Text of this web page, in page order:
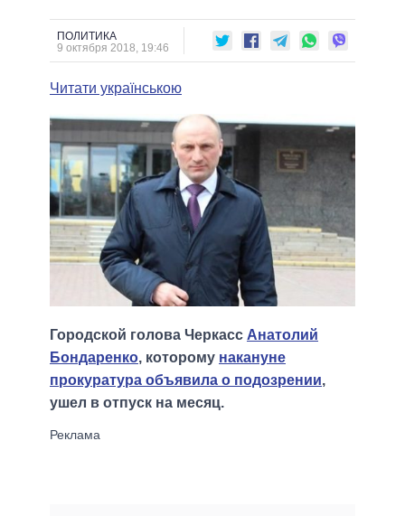
ДАЙДЖЕСТЫ
ВЕРХОВНАЯ РАДА
КАБИНЕТ МИНИСТРОВ
МЭРЫ
ВСЕ ПЕРСОНЫ
ПОДДЕРЖАТЬ
СРАВНЕНИЕ ПОЛИТИКОВ
ПОЛИТИКА
9 октября 2018, 19:46
Читати українською
Городской голова Черкасс Анатолий
Бондаренко, которому накануне
прокуратура объявила о подозрении,
ушел в отпуск на месяц.